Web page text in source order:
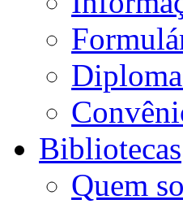
Bibliotecas
Quem